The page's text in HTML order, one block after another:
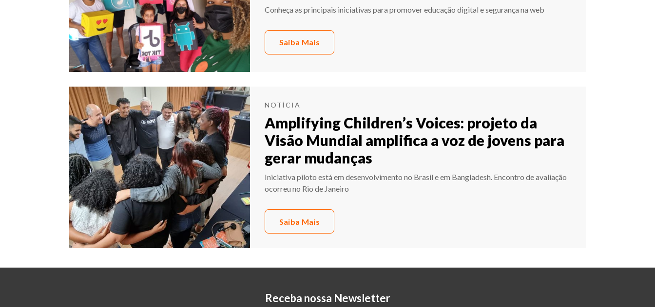
Conheça as principais iniciativas para promover educação digital e segurança na web
Saiba Mais
NOTÍCIA
Amplifying Children’s Voices: projeto da
Visão Mundial amplifica a voz de jovens para
gerar mudanças
Iniciativa piloto está em desenvolvimento no Brasil e em Bangladesh. Encontro de avaliação
ocorreu no Rio de Janeiro
Saiba Mais
Receba nossa Newsletter